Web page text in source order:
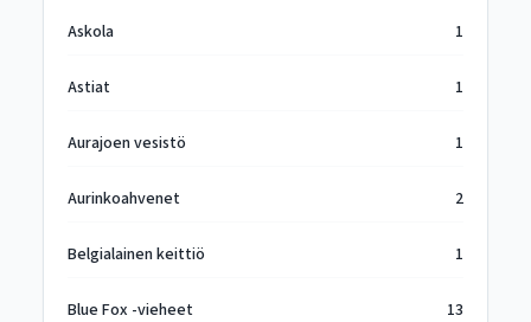
Askola 1
Astiat 1
Aurajoen vesistö 1
Aurinkoahvenet 2
Belgialainen keittiö 1
Blue Fox -vieheet 13